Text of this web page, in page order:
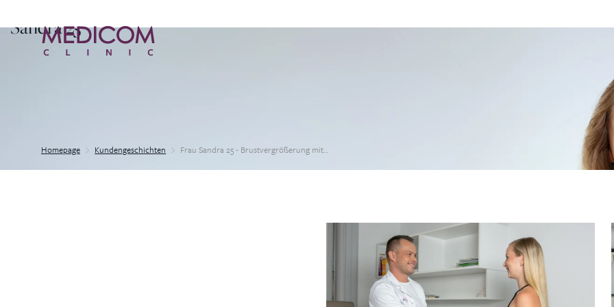
Homepage Kundengeschichten Frau Sandra 25 - Brustvergrößerung mit…
Sandra 25